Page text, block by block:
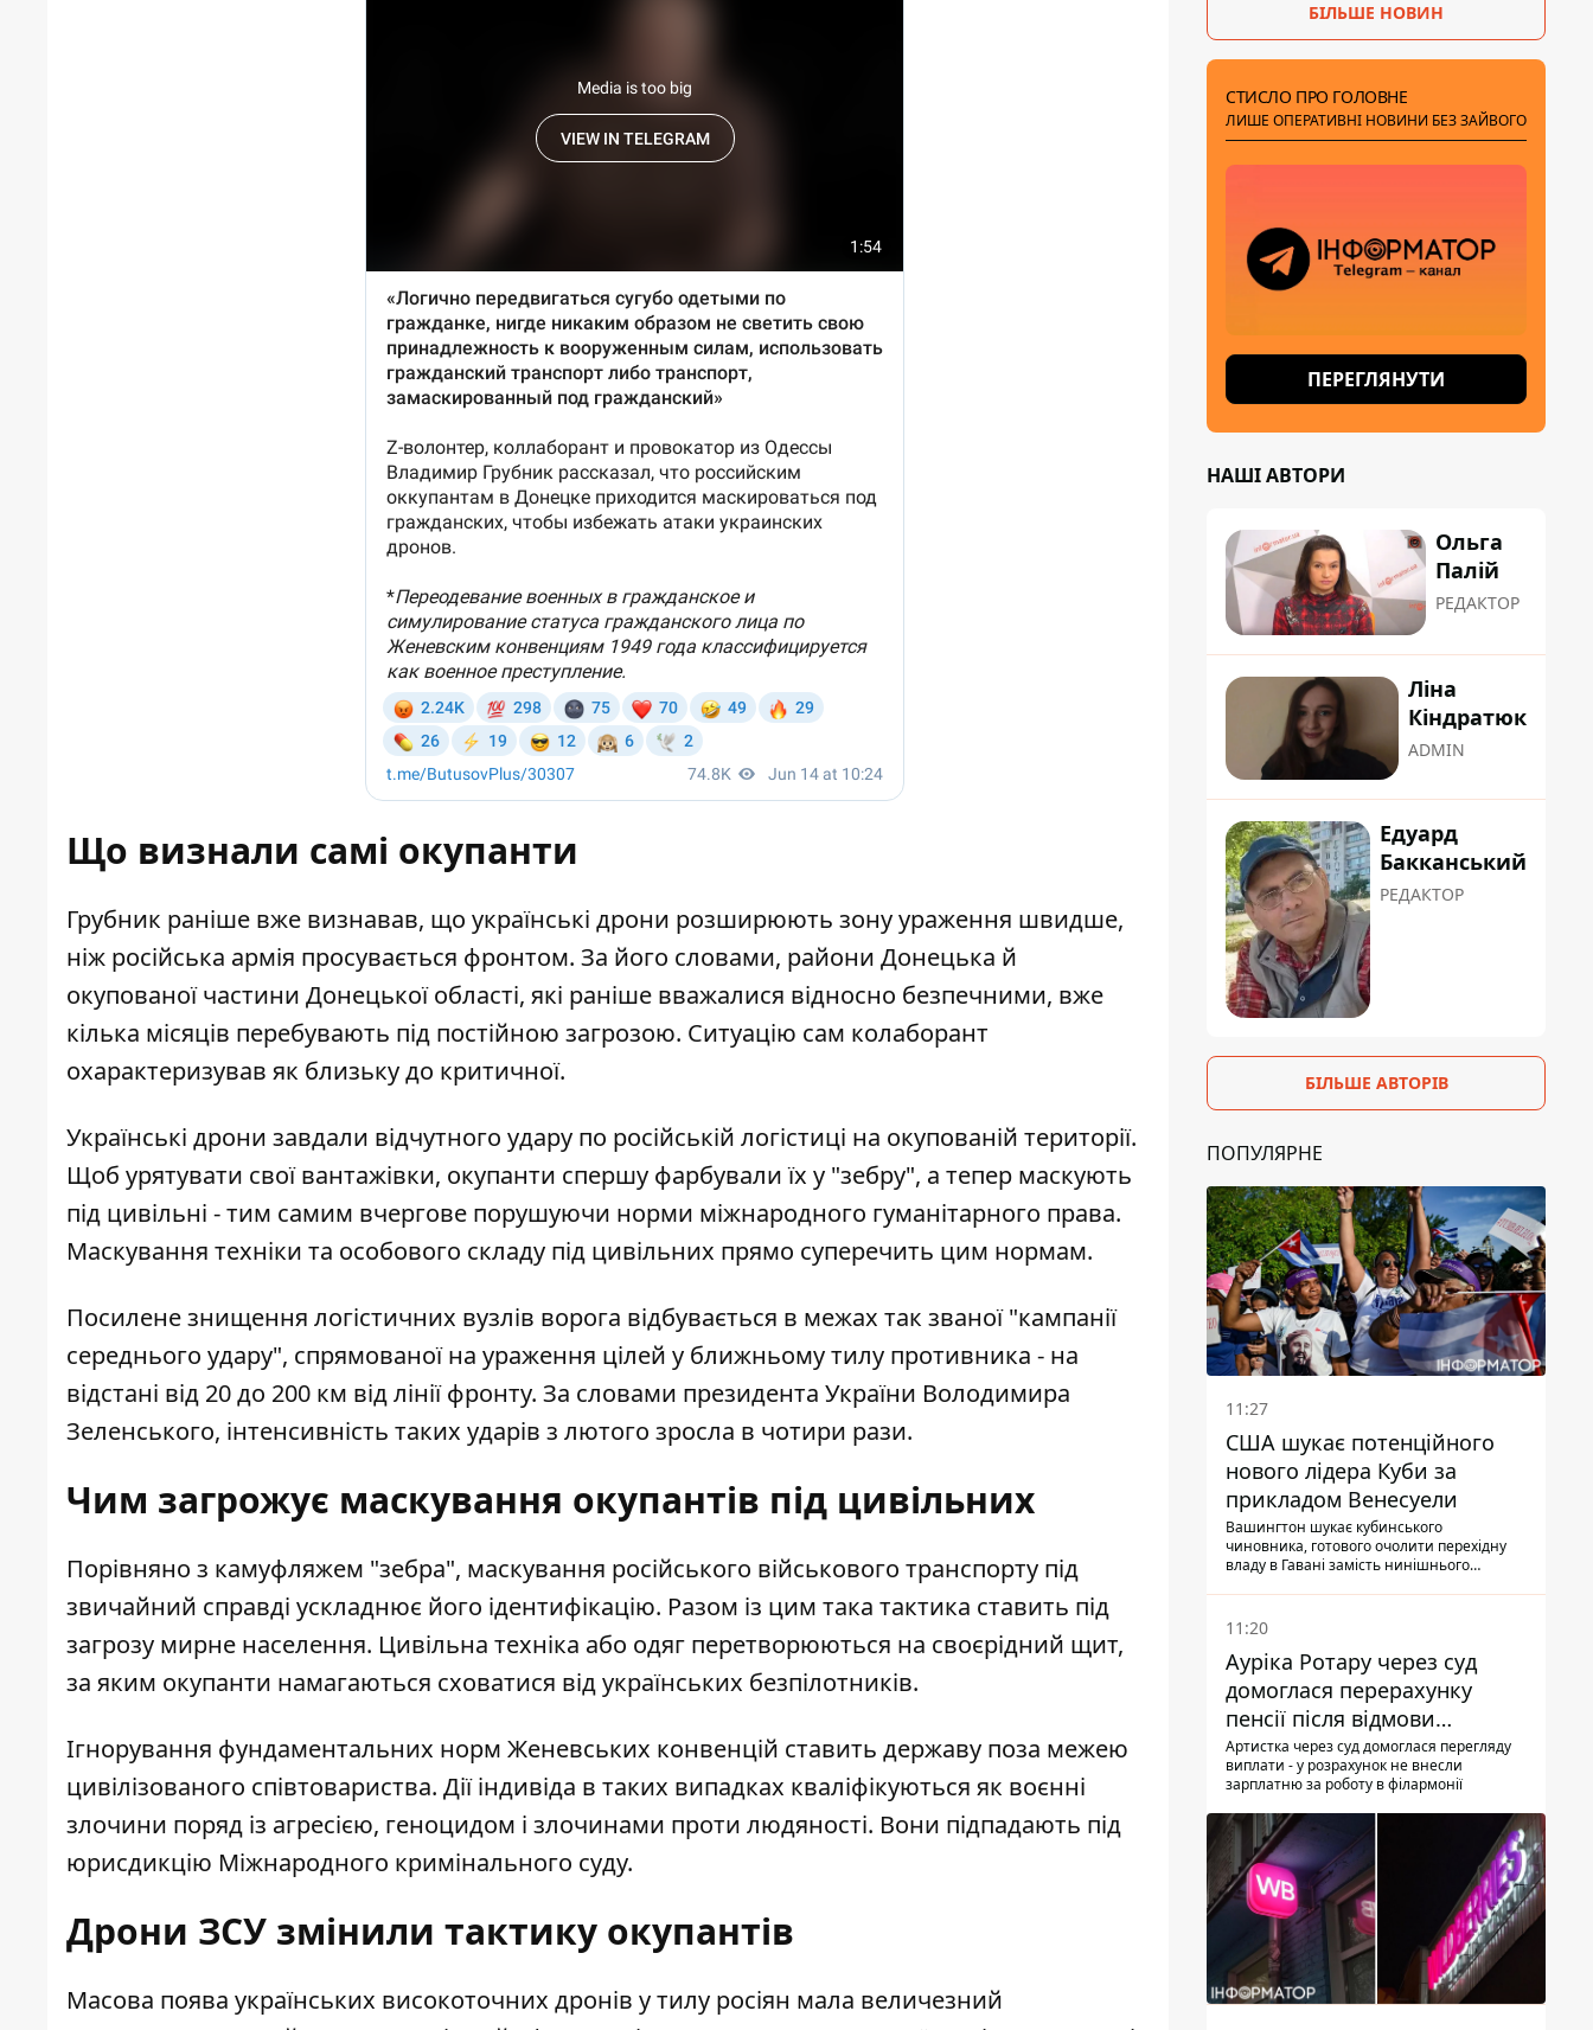
Що визнали самі окупанти
Грубник раніше вже визнавав, що українські дрони розширюють зону ураження швидше,
ніж російська армія просувається фронтом. За його словами, райони Донецька й
окупованої частини Донецької області, які раніше вважалися відносно безпечними, вже
кілька місяців перебувають під постійною загрозою. Ситуацію сам колаборант
охарактеризував як близьку до критичної.
Українські дрони завдали відчутного удару по російській логістиці на окупованій території.
Щоб урятувати свої вантажівки, окупанти спершу фарбували їх у "зебру", а тепер маскують
під цивільні - тим самим вчергове порушуючи норми міжнародного гуманітарного права.
Маскування техніки та особового складу під цивільних прямо суперечить цим нормам.
Посилене знищення логістичних вузлів ворога відбувається в межах так званої "кампанії
середнього удару", спрямованої на ураження цілей у ближньому тилу противника - на
відстані від 20 до 200 км від лінії фронту. За словами президента України Володимира
Зеленського, інтенсивність таких ударів з лютого зросла в чотири рази.
Чим загрожує маскування окупантів під цивільних
Порівняно з камуфляжем "зебра", маскування російського військового транспорту під
звичайний справді ускладнює його ідентифікацію. Разом із цим така тактика ставить під
загрозу мирне населення. Цивільна техніка або одяг перетворюються на своєрідний щит,
за яким окупанти намагаються сховатися від українських безпілотників.
Ігнорування фундаментальних норм Женевських конвенцій ставить державу поза межею
цивілізованого співтовариства. Дії індивіда в таких випадках кваліфікуються як воєнні
злочини поряд із агресією, геноцидом і злочинами проти людяності. Вони підпадають під
юрисдикцію Міжнародного кримінального суду.
Дрони ЗСУ змінили тактику окупантів
Масова поява українських високоточних дронів у тилу росіян мала величезний
БІЛЬШЕ НОВИН
СТИСЛО ПРО ГОЛОВНЕ
ЛИШЕ ОПЕРАТИВНІ НОВИНИ БЕЗ ЗАЙВОГО
ПЕРЕГЛЯНУТИ
НАШІ АВТОРИ
Ольга
Палій
РЕДАКТОР
Ліна
Кіндратюк
ADMIN
Едуард
Бакканський
РЕДАКТОР
БІЛЬШЕ АВТОРІВ
ПОПУЛЯРНЕ
11:27
США шукає потенційного
нового лідера Куби за
прикладом Венесуели
Вашингтон шукає кубинського
чиновника, готового очолити перехідну
владу в Гавані замість нинішнього
11:20
Ауріка Ротару через суд
домоглася перерахунку
пенсії після відмови
Пенсійного фонду
Артистка через суд домоглася перегляду
виплати - у розрахунок не внесли
зарплатню за роботу в філармонії